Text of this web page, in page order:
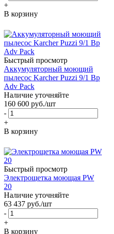
+
В корзину
Быстрый просмотр
Аккумуляторный моющий
пылесос Karcher Puzzi 9/1 Bp
Adv Pack
Наличие уточняйте
160 600 руб./шт
-
+
В корзину
Быстрый просмотр
Электрощетка моющая PW
20
Наличие уточняйте
63 437 руб./шт
-
+
В корзину